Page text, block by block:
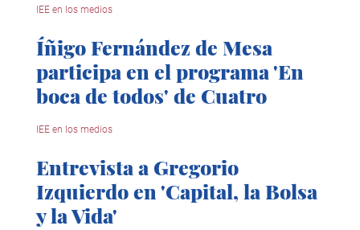
IEE en los medios
Íñigo Fernández de Mesa
participa en el programa 'En
boca de todos' de Cuatro
IEE en los medios
Entrevista a Gregorio
Izquierdo en 'Capital, la Bolsa
y la Vida'